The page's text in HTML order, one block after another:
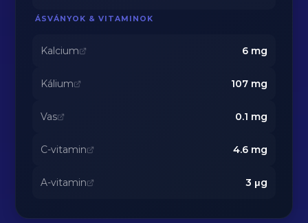
ÁSVÁNYOK & VITAMINOK
Kalcium 6mg
Kálium 107mg
Vas 0.1 mg
C-vitamin 4.6mg
A-vitamin 3 μg